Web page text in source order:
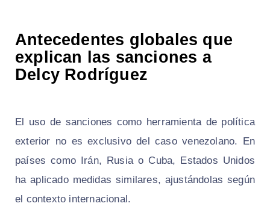
Antecedentes globales que
explican las sanciones a
Delcy Rodríguez
El uso de sanciones como herramienta de política
exterior no es exclusivo del caso venezolano. En
países como Irán, Rusia o Cuba, Estados Unidos
ha aplicado medidas similares, ajustándolas según
el contexto internacional.